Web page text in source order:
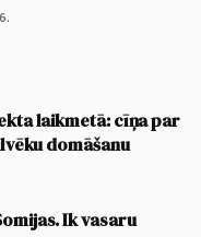
laikmetā: cīņa par
domāšanu
Ik vasaru